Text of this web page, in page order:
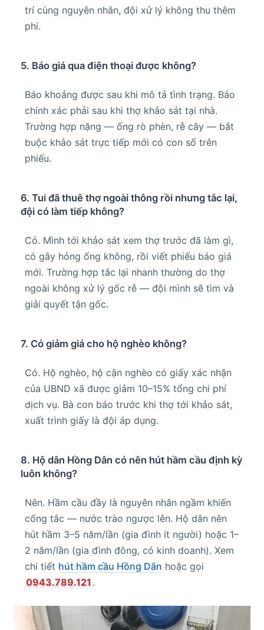
trí cùng nguyên nhân, đội xử lý không thu thêm
phí.
5. Báo giá qua điện thoại được không?
Báo khoảng được sau khi mô tả tình trạng. Báo
chính xác phải sau khi thợ khảo sát tại nhà.
Trường hợp nặng — ống rò phèn, rễ cây — bắt
buộc khảo sát trực tiếp mới có con số trên
phiếu.
6. Tui đã thuê thợ ngoài thông rồi nhưng tắc lại,
đội có làm tiếp không?
Có. Mình tới khảo sát xem thợ trước đã làm gì,
có gây hỏng ống không, rồi viết phiếu báo giá
mới. Trường hợp tắc lại nhanh thường do thợ
ngoài không xử lý gốc rễ — đội mình sẽ tìm và
giải quyết tận gốc.
7. Có giảm giá cho hộ nghèo không?
Có. Hộ nghèo, hộ cận nghèo có giấy xác nhận
của UBND xã được giảm 10–15% tổng chi phí
dịch vụ. Bà con báo trước khi thợ tới khảo sát,
xuất trình giấy là đội áp dụng.
8. Hộ dân Hồng Dân có nên hút hầm cầu định kỳ
luôn không?
Nên. Hầm cầu đầy là nguyên nhân ngầm khiến
cống tắc — nước trào ngược lên. Hộ dân nên
hút hầm 3–5 năm/lần (gia đình ít người) hoặc 1–
2 năm/lần (gia đình đông, có kinh doanh). Xem
chi tiết hút hầm cầu Hồng Dân hoặc gọi
0943.789.121 .